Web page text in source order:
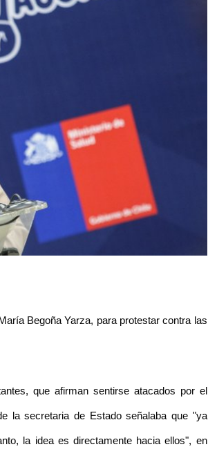
Begoña Yarza, para protestar contra las
que afirman sentirse atacados por el
la secretaria de Estado señalaba que "ya
la idea es directamente hacia ellos", en